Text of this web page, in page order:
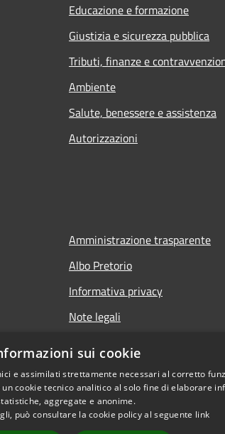
Educazione e formazione
Giustizia e sicurezza pubblica
Tributi, finanze e
Ambiente
Salute, benessere e assistenza
Autorizzazioni
Amministrazione trasparente
Albo Pretorio
Informativa privacy
Note legali
Piano miglioramento sito
sui cookie
e assimilati strettamente necessari al corretto
cookie tecnico analitico al solo fine di elaborare
aggregate e anonime.
può consultare la cookie policy al seguente link